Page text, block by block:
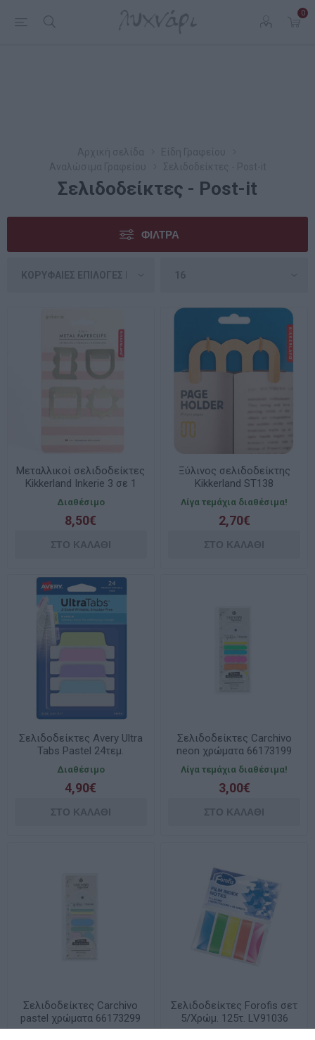
0
Σελιδοδείκτες - Post-it
ΦΊΛΤΡΑ
Μεταλλικοί σελιδοδείκτες
Kikkerland Inkerie 3 σε 1
INK12
Διαθέσιμο
8,50€
Ξύλινος σελιδοδείκτης
Kikkerland ST138
Λίγα τεμάχια διαθέσιμα!
2,70€
Σελιδοδείκτες Avery Ultra
Tabs Pastel 24τεμ.
63.5x25.4 74769
Διαθέσιμο
4,90€
Σελιδοδείκτες Carchivo
neon χρώματα 66173199
Λίγα τεμάχια διαθέσιμα!
3,00€
Σελιδοδείκτες Carchivo
pastel χρώματα 66173299
Σελιδοδείκτες Forofis σετ
5/Χρώμ. 125τ. LV91036